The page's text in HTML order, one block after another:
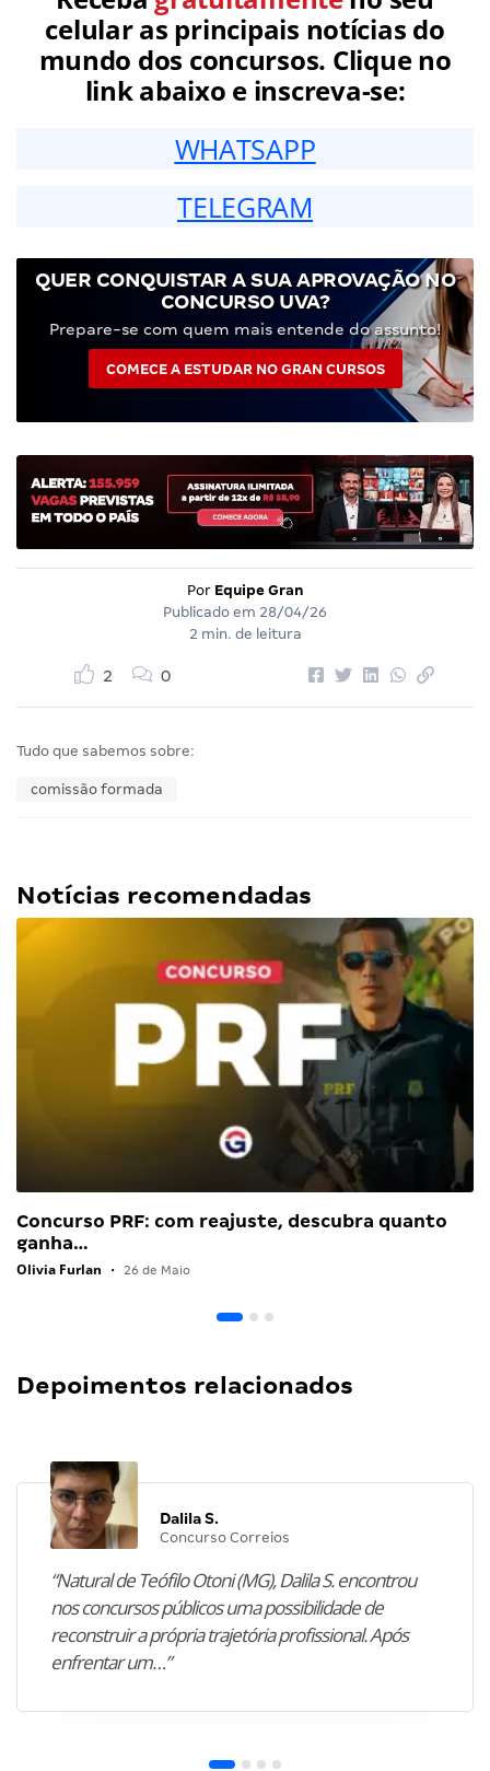
celular as principais notícias do
mundo dos concursos. Clique no
link abaixo e inscreva-se:
WHATSAPP
TELEGRAM
QUER CONQUISTAR A SUA APROVAÇÃO NO
CONCURSO UVA?
Prepare-se com quem mais entende do assunto!
COMECE A ESTUDAR NO GRAN CURSOS
Por Equipe Gran
Publicado em 28/04/26
2 min. de leitura
2 0
Tudo que sabemos sobre:
comissão formada
Notícias recomendadas
Concurso PRF: com reajuste, descubra quanto
ganha…
Olivia Furlan • 26 de Maio
Depoimentos relacionados
Dalila S.
Concurso Correios
“Natural de Teófilo Otoni (MG), Dalila S. encontrou
nos concursos públicos uma possibilidade de
reconstruir a própria trajetória profissional. Após
enfrentar um…”